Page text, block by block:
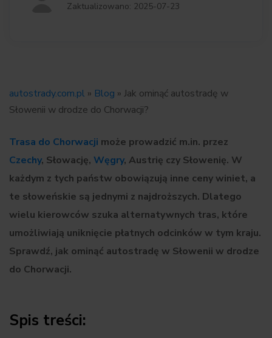
Zaktualizowano: 2025-07-23
autostrady.com.pl » Blog » Jak ominąć autostradę w
Słowenii w drodze do Chorwacji?
Trasa do Chorwacji może prowadzić m.in. przez
Czechy, Słowację, Węgry, Austrię czy Słowenię. W
każdym z tych państw obowiązują inne ceny winiet, a
te słoweńskie są jednymi z najdroższych. Dlatego
wielu kierowców szuka alternatywnych tras, które
umożliwiają uniknięcie płatnych odcinków w tym kraju.
Sprawdź, jak ominąć autostradę w Słowenii w drodze
do Chorwacji.
Spis treści: